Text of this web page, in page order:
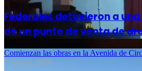
Federales detuvieron a
de un punto de venta de
Comienzan las obras en la Avenida de
7 agosto, 2026